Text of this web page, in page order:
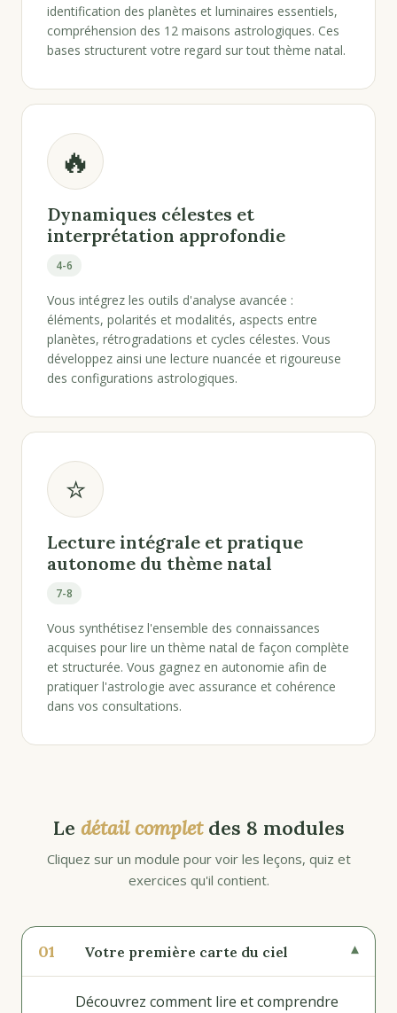
identification des planètes et luminaires essentiels,
compréhension des 12 maisons astrologiques. Ces
bases structurent votre regard sur tout thème natal.
🔥
Dynamiques célestes et
interprétation approfondie
4-6
Vous intégrez les outils d'analyse avancée :
éléments, polarités et modalités, aspects entre
planètes, rétrogradations et cycles célestes. Vous
développez ainsi une lecture nuancée et rigoureuse
des configurations astrologiques.
⭐
Lecture intégrale et pratique
autonome du thème natal
7-8
Vous synthétisez l'ensemble des connaissances
acquises pour lire un thème natal de façon complète
et structurée. Vous gagnez en autonomie afin de
pratiquer l'astrologie avec assurance et cohérence
dans vos consultations.
Le détail completdes 8 modules
Cliquez sur un module pour voir les leçons, quiz et
exercices qu'il contient.
01 Votre première carte du ciel ▾
Découvrez comment lire et comprendre